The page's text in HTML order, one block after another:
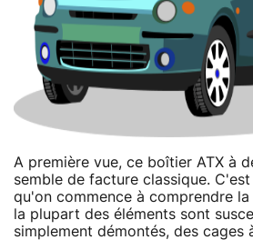
A première vue, ce boîtier ATX à
semble de facture classique.
qu'on commence à comprendre
la plupart des éléments sont
simplement démontés, des cages